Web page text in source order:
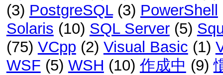
(3) PostgreSQL(3) PowerShell
Solaris (10) SQL Server(5)
(75) VCpp (2) Visual Basic (1)
WSF (5) WSH (10) 作成中 (9)